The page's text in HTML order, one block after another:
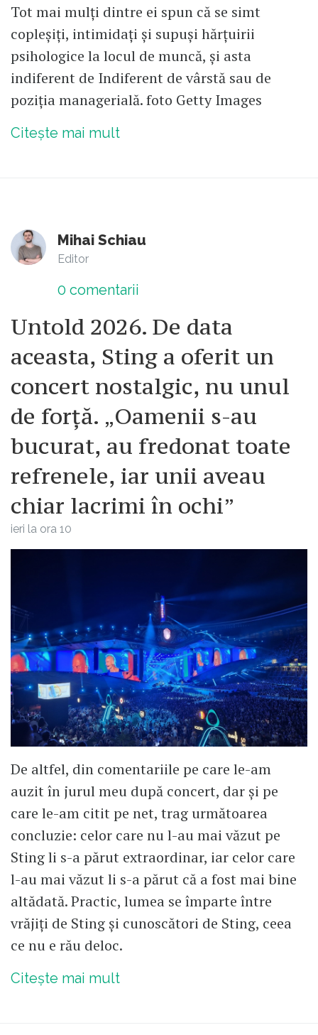
Tot mai mulți dintre ei spun că se simt
copleșiți, intimidați și supuși hărțuirii
psihologice la locul de muncă, și asta
indiferent de Indiferent de vârstă sau de
poziția managerială. foto Getty Images
Citește mai mult
Mihai Schiau
Editor
0 comentarii
Untold 2026. De data
aceasta, Sting a oferit un
concert nostalgic, nu unul
de forță. „Oamenii s-au
bucurat, au fredonat toate
refrenele, iar unii aveau
chiar lacrimi în ochi”
ieri la ora 10
De altfel, din comentariile pe care le-am
auzit în jurul meu după concert, dar și pe
care le-am citit pe net, trag următoarea
concluzie: celor care nu l-au mai văzut pe
Sting li s-a părut extraordinar, iar celor care
l-au mai văzut li s-a părut că a fost mai bine
altădată. Practic, lumea se împarte între
vrăjiți de Sting și cunoscători de Sting, ceea
ce nu e rău deloc.
Citește mai mult